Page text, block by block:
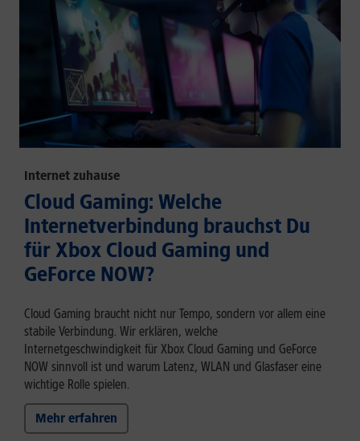
Internet zuhause
Cloud Gaming: Welche
Internetverbindung brauchst Du
für Xbox Cloud Gaming und
GeForce NOW?
Cloud Gaming braucht nicht nur Tempo, sondern vor allem eine
stabile Verbindung. Wir erklären, welche
Internetgeschwindigkeit für Xbox Cloud Gaming und GeForce
NOW sinnvoll ist und warum Latenz, WLAN und Glasfaser eine
wichtige Rolle spielen.
Mehr erfahren